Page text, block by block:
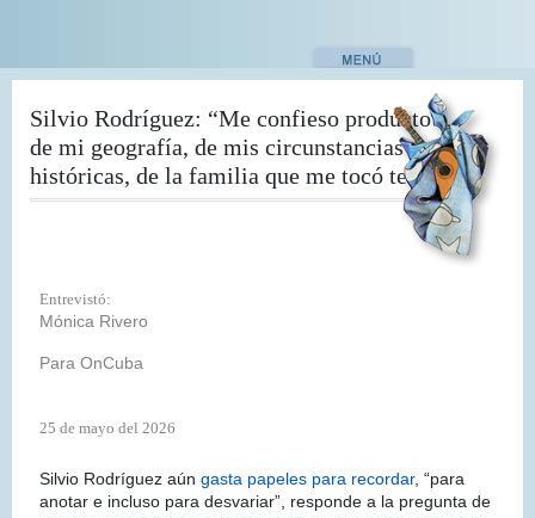
contenido
Silvio Rodríguez: “Me confieso producto
de mi geografía, de mis circunstancias
históricas, de la familia que me tocó tener”
Entrevistó:
Mónica Rivero
Para OnCuba
25 de mayo del 2026
Silvio Rodríguez aún gasta papeles para recordar, “para
anotar e incluso para desvariar”, responde a la pregunta de